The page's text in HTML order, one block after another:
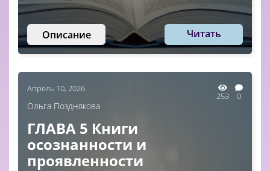
Описание Читать
Апрель 10, 2026
253 0
Ольга Позднякова
ГЛАВА 5 Книги
осознанности и
проявленности